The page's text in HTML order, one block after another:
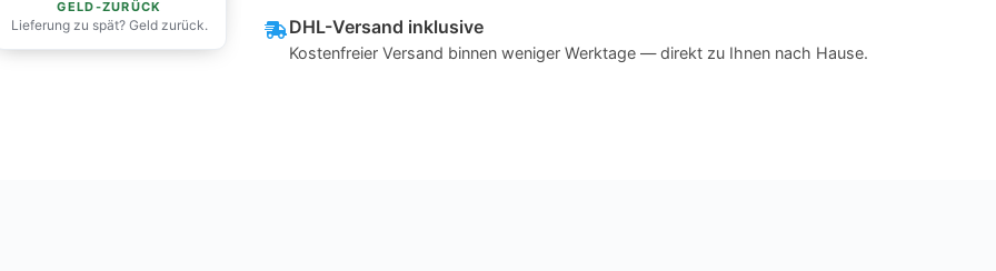
GELD-ZURÜCK
Lieferung zu spät? Geld zurück. DHL-Versand inklusive
Kostenfreier Versand binnen weniger Werktage — direkt zu Ihnen nach Hause.